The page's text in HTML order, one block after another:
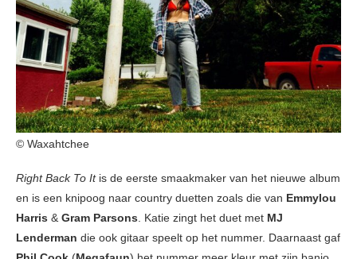
© Waxahtchee
Right Back To It is de eerste smaakmaker van het nieuwe album
en is een knipoog naar country duetten zoals die van Emmylou
Harris & Gram Parsons. Katie zingt het duet met MJ
Lenderman die ook gitaar speelt op het nummer. Daarnaast gaf